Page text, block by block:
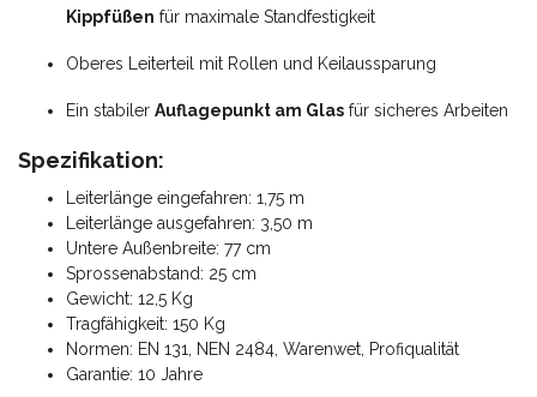
Kippfüßen für maximale Standfestigkeit
Oberes Leiterteil mit Rollen und Keilaussparung
Ein stabiler Auflagepunkt am Glas für sicheres Arbeiten
Spezifikation:
Leiterlänge eingefahren: 1,75 m
Leiterlänge ausgefahren: 3,50 m
Untere Außenbreite: 77 cm
Sprossenabstand: 25 cm
Gewicht: 12,5 Kg
Tragfähigkeit: 150 Kg
Normen: EN 131, NEN 2484, Warenwet, Profiqualität
Garantie: 10 Jahre